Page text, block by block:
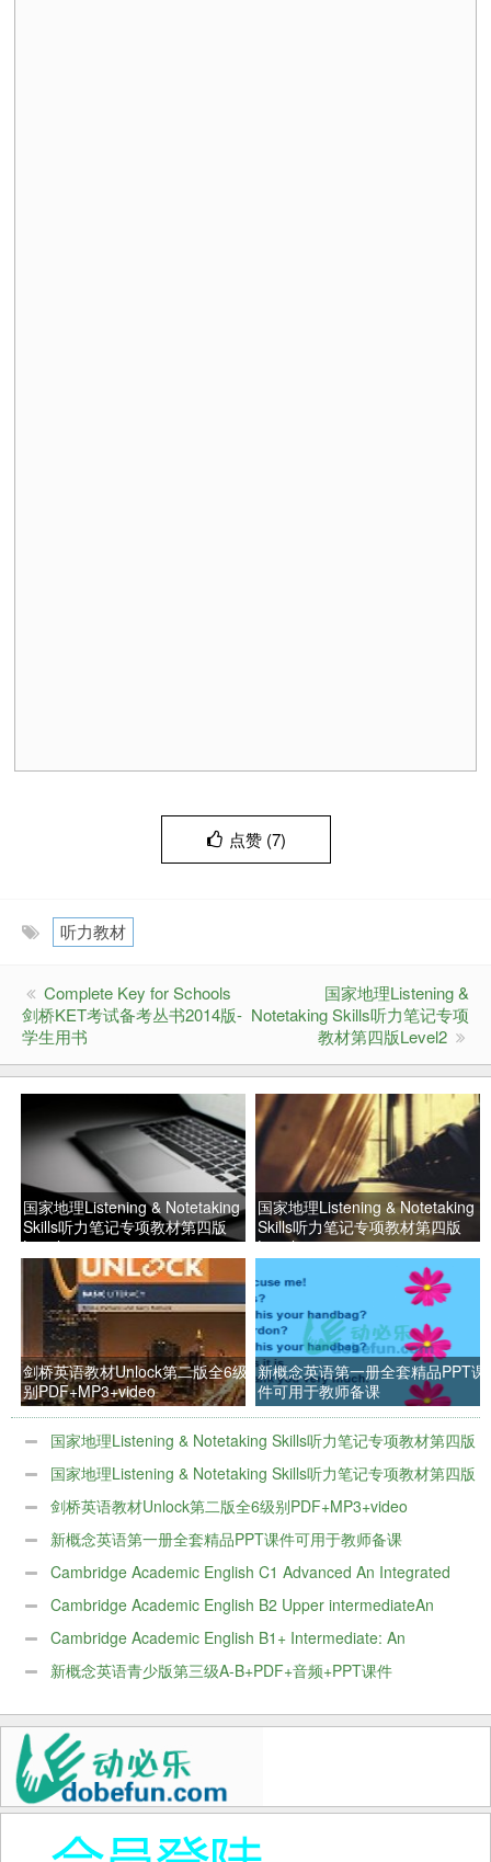
点赞 (7)
听力教材
Complete Key for Schools
剑桥KET考试备考丛书2014版-
学生用书
国家地理Listening &
Notetaking Skills听力笔记专项
教材第四版Level2
国家地理Listening & Notetaking
Skills听力笔记专项教材第四版
Level3
国家地理Listening & Notetaking
Skills听力笔记专项教材第四版
Level2
剑桥英语教材Unlock第二版全6级
别PDF+MP3+video
新概念英语第一册全套精品PPT课
件可用于教师备课
国家地理Listening & Notetaking Skills听力笔记专项教材第四版
Level3国家地理Listening & Notetaking Skills听力笔记专项教材第四版
Level2剑桥英语教材Unlock第二版全6级别PDF+MP3+video
新概念英语第一册全套精品PPT课件可用于教师备课
Cambridge Academic English C1 Advanced An Integrated
Skills Course for EAP电子版
Cambridge Academic English B2 Upper intermediateAn
Integrated Skills Course for EAP电子版
Cambridge Academic English B1+ Intermediate: An
Integrated Skills Course for EAP电子版
新概念英语青少版第三级A-B+PDF+音频+PPT课件